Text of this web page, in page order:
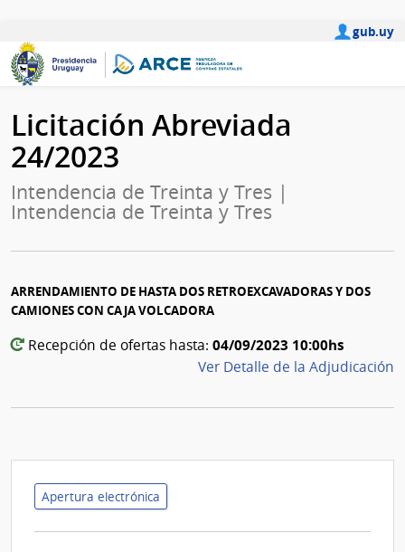
gub.uy
Licitación Abreviada
24/2023
Intendencia de Treinta y Tres |
Intendencia de Treinta y Tres
ARRENDAMIENTO DE HASTA DOS RETROEXCAVADORAS Y DOS
CAMIONES CON CAJA VOLCADORA
Recepción de ofertas hasta: 04/09/2023 10:00hs
Ver Detalle de la Adjudicación
Apertura electrónica